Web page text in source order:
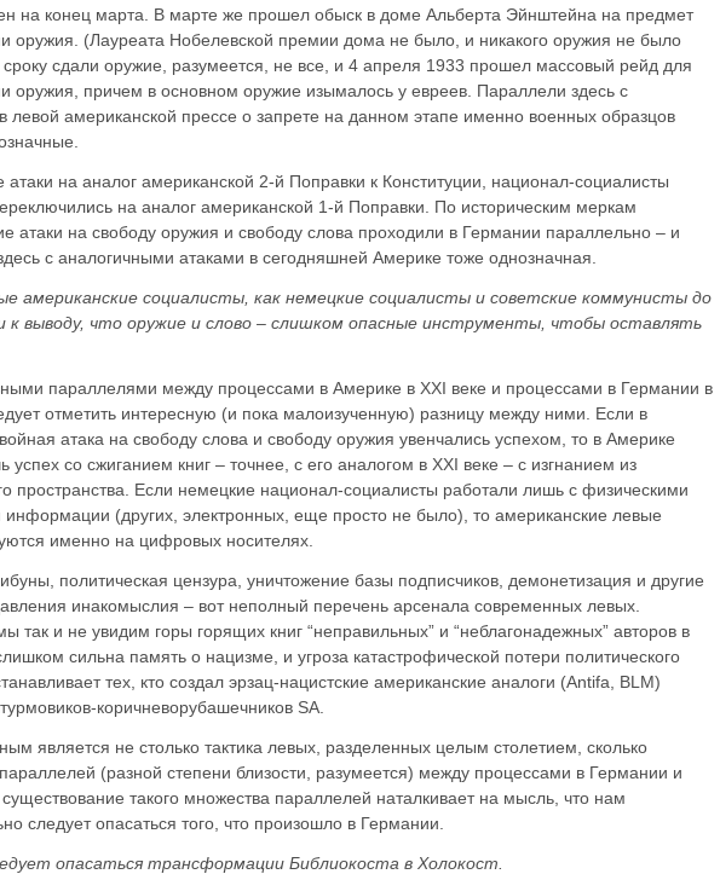
на конец марта. В марте же прошел обыск в доме Альберта Эйнштейна на предмет
оружия. (Лауреата Нобелевской премии дома не было, и никакого оружия не было
сдали оружие, разумеется, не все, и 4 апреля 1933 прошел массовый рейд для
оружия, причем в основном оружие изымалось у евреев. Параллели здесь с
левой американской прессе о запрете на данном этапе именно военных образцов
атаки на аналог американской 2-й Поправки к Конституции, национал-социалисты
на аналог американской 1-й Поправки. По историческим меркам
атаки на свободу оружия и свободу слова проходили в Германии параллельно – и
с аналогичными атаками в сегодняшней Америке тоже однозначная.
американские социалисты, как немецкие социалисты и советские коммунисты до
к выводу, что оружие и слово – слишком опасные инструменты, чтобы оставлять
параллелями между процессами в Америке в XXI веке и процессами в Германии в
отметить интересную (и пока малоизученную) разницу между ними. Если в
атака на свободу слова и свободу оружия увенчались успехом, то в Америке
успех со сжиганием книг – точнее, с его аналогом в XXI веке – с изгнанием из
пространства. Если немецкие национал-социалисты работали лишь с физическими
информации (других, электронных, еще просто не было), то американские левые
именно на цифровых носителях.
политическая цензура, уничтожение базы подписчиков, демонетизация и другие
инакомыслия – вот неполный перечень арсенала современных левых.
так и не увидим горы горящих книг “неправильных” и “неблагонадежных” авторов в
сильна память о нацизме, и угроза катастрофической потери политического
тех, кто создал эрзац-нацистские американские аналоги (Antifa, BLM)
коричневорубашечников SA.
является не столько тактика левых, разделенных целым столетием, сколько
параллелей (разной степени близости, разумеется) между процессами в Германии и
такого множества параллелей наталкивает на мысль, что нам
следует опасаться того, что произошло в Германии.
опасаться трансформации Библиокоста в Холокост.